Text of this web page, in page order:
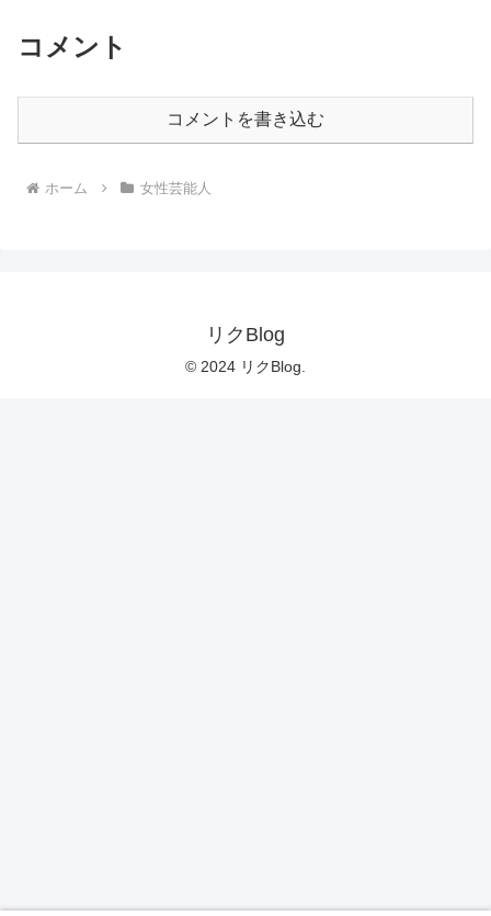
コメント
コメントを書き込む
ホーム 女性芸能人
リクBlog
© 2024 リクBlog.